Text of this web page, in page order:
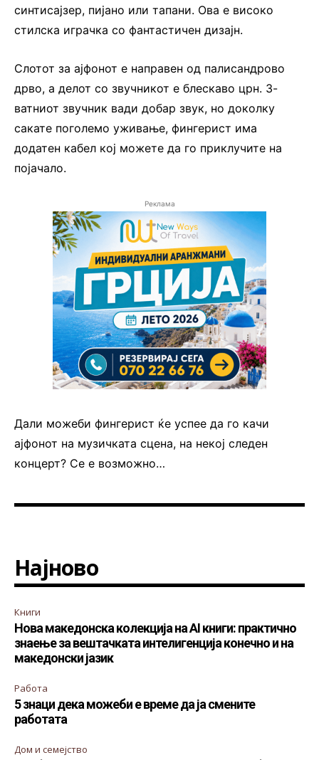
синтисајзер, пијано или тапани. Ова е високо
стилска играчка со фантастичен дизајн.
Слотот за ајфонот е направен од палисандрово
дрво, а делот со звучникот е блескаво црн. 3-
ватниот звучник вади добар звук, но доколку
сакате поголемо уживање, фингерист има
додатен кабел кој можете да го приклучите на
појачало.
Реклама
Дали можеби фингерист ќе успее да го качи
ајфонот на музичката сцена, на некој следен
концерт? Се е возможно…
Најново
Книги
Нова македонска колекција на AI книги: практично
знаење за вештачката интелигенција конечно и на
македонски јазик
Работа
5 знаци дека можеби е време да ја смените
работата
Дом и семејство